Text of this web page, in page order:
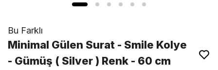
Bu Farklı
Minimal Gülen Surat - Smile Kolye
- Gümüş ( Silver ) Renk - 60 cm